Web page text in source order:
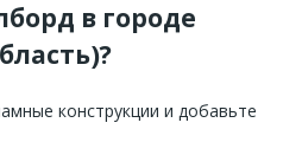
в городе
конструкции и добавьте